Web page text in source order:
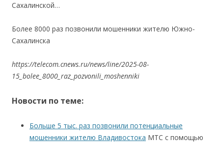
Сахалинской…
Более 8000 раз позвонили мошенники жителю Южно-
Сахалинска
https://telecom.cnews.ru/news/line/2025-08-
15_bolee_8000_raz_pozvonili_moshenniki
Новости по теме:
Больше 5 тыс. раз позвонили потенциальные
мошенники жителю Владивостока МТС с помощью